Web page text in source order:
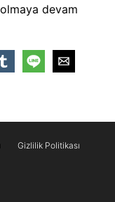
devam
Gizlilik Politikası